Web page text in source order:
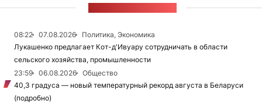
08:22 07.08.2026
Политика, Экономика
Лукашенко предлагает Кот-д'Ивуару сотрудничать в области
сельского хозяйства, промышленности
23:59
06.08.2026
Общество
40,3 градуса — новый температурный рекорд августа в Беларуси
(подробно)